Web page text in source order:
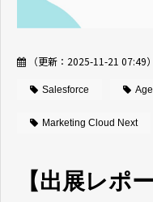
（更新： 2025-11-21 07:49）
Salesforce
Marketing Cloud Next
【出展レポ